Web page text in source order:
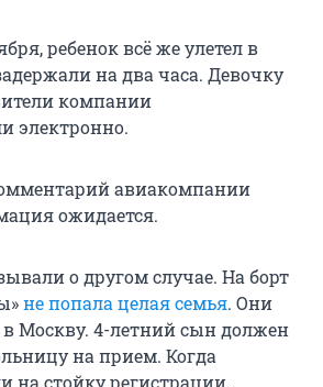
ребенок всё же улетел в
на два часа. Девочку
компании
электронно.
авиакомпании
ожидается.
о другом случае. На борт
не попала целая семья. Они
в Москву. 4-летний сын должен
на прием. Когда
на стойку регистрации,